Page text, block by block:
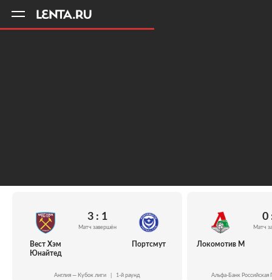
Вест Хэм
Юнайтед
3 : 1
Матч завершён
Портсмут
Англия — Кубок лиги 1-й раунд
Локомотив М
0
Матч
Альфа-Банк Российская